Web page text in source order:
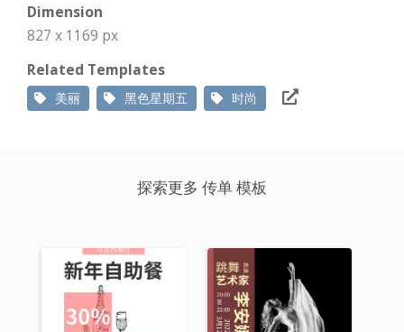
Dimension
827 x 1169 px
Related Templates
美丽 黑色星期五 时尚
探索更多 传单 模板